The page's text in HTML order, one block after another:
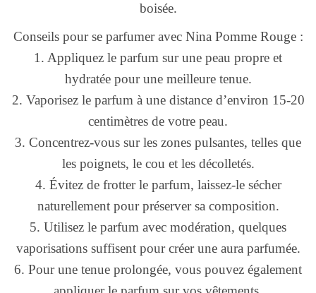
boisée.
Conseils pour se parfumer avec Nina Pomme Rouge :
1. Appliquez le parfum sur une peau propre et
hydratée pour une meilleure tenue.
2. Vaporisez le parfum à une distance d’environ 15-20
centimètres de votre peau.
3. Concentrez-vous sur les zones pulsantes, telles que
les poignets, le cou et les décolletés.
4. Évitez de frotter le parfum, laissez-le sécher
naturellement pour préserver sa composition.
5. Utilisez le parfum avec modération, quelques
vaporisations suffisent pour créer une aura parfumée.
6. Pour une tenue prolongée, vous pouvez également